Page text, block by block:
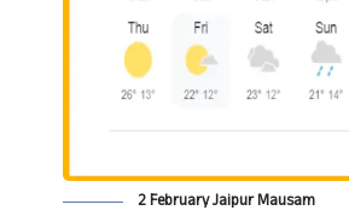
2 February Jaipur Mausam